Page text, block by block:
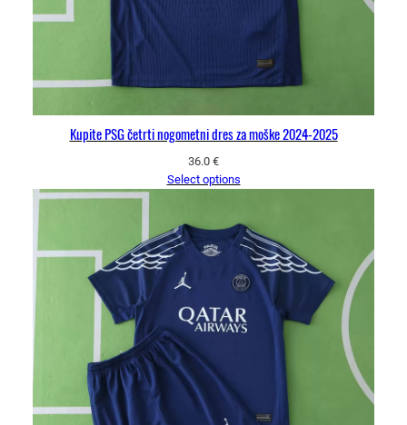
Kupite PSG četrti nogometni dres za moške 2024-2025
36.0 €
Select options